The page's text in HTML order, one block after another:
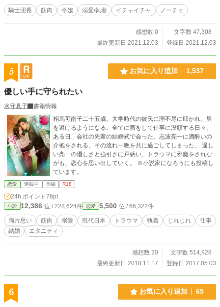
騎士団長 筋肉 令嬢 溺愛/執着 イチャイチャ ノーチェ
感想数 0
文字数 47,308
最終更新日 2021.12.03
登録日 2021.12.03
5 お気に入り追加 1,537
優しい手に守られたい
水守真子
書籍情報
相馬可南子二十五歳。大学時代の彼氏に理不尽に叩かれ、男
を避けるようになる。全てに蓋をして仕事に没頭する日々。
ある日、会社の先輩の結婚式で会った、志波亮一に酒酔いの
介抱をされる。その流れ一晩を共に過ごしてしまった。 逞し
い亮一の優しさと強引さに戸惑い、トラウマに邪魔をされな
がも、恋心を思い出していく。 ※小説家になろうにも投稿し
ています。
恋愛 連載中 長編 R18
24h.ポイント 78pt
小説 12,386 位 / 228,624件 恋愛 5,500 位 / 66,322件
両片思い 筋肉 溺愛 現代日本 トラウマ 執着 じれじれ
仕事
結婚
エタニティ
感想数 20
文字数 514,928
最終更新日 2018.11.17
登録日 2017.05.03
6 お気に入り追加 65